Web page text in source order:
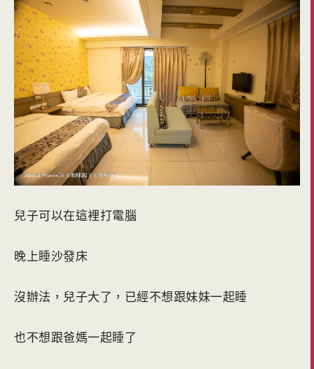
兒子可以在這裡打電腦
晚上睡沙發床
沒辦法，兒子大了，已經不想跟妹妹一起睡
也不想跟爸媽一起睡了